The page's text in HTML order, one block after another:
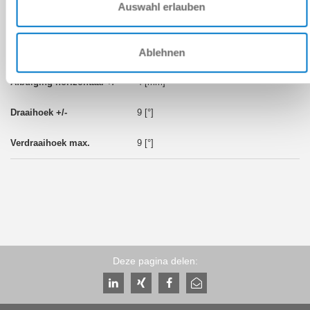
Auswahl erlauben
Ablehnen
4 [mm]
9 [°]
9 [°]
Deze pagina delen: